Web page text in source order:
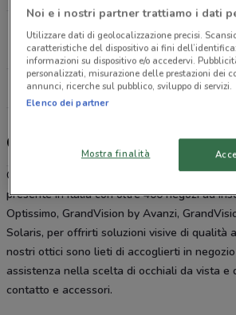
Via Moncenisio, 1
8.843526183616252
CHIUSO
Tutti i
GrandVision, offerte e negozi
GrandVision, retailer internazionale nel
presente in Italia con oltre 400 negozi ad
Optissimo, GrandVision by Avanzi,
Solaris, per offrirti soluzioni visive di qualità
nostri ottici sono lieti di accoglierti in
assistenza nella scelta di occhiali da vista e
contatto e accessori.
Noi e i nostri partner trattiamo i dati
Utilizzare dati di geolocalizzazione precisi.
caratteristiche del dispositivo ai fini
informazioni su dispositivo e/o accedervi.
personalizzati, misurazione delle prestazioni dei
annunci, ricerche sul pubblico, sviluppo di servizi.
Elenco dei partner
Mostra finalità